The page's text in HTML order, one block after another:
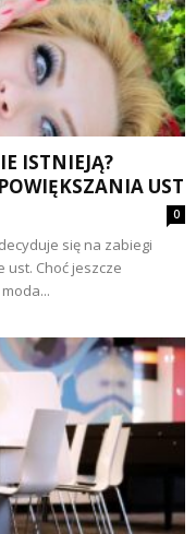
ISTNIEJĄ?
UST
0
się na zabiegi
ust. Choć jeszcze